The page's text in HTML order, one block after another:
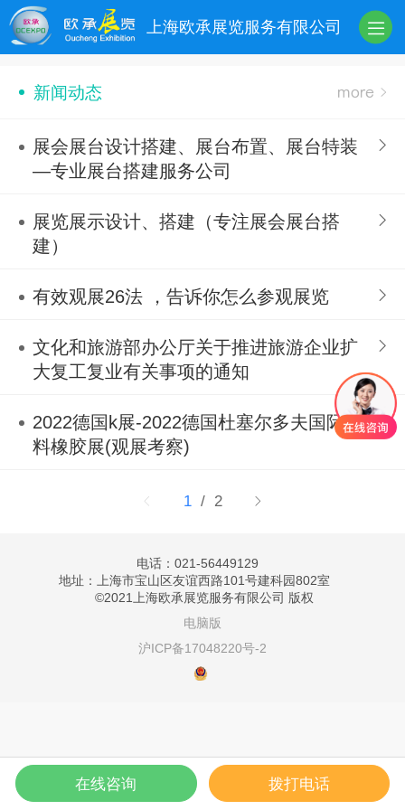
上海欧承展览服务有限公司
新闻动态
展会展台设计搭建、展台布置、展台特装
—专业展台搭建服务公司
展览展示设计、搭建（专注展会展台搭
建）
有效观展26法 ，告诉你怎么参观展览
文化和旅游部办公厅关于推进旅游企业扩
大复工复业有关事项的通知
2022德国k展-2022德国杜塞尔多夫国际塑
料橡胶展(观展考察)
1 / 2
电话：021-56449129
地址：上海市宝山区友谊西路101号建科园802室
©2021上海欧承展览服务有限公司 版权
电脑版
沪ICP备17048220号-2
在线咨询 拨打电话